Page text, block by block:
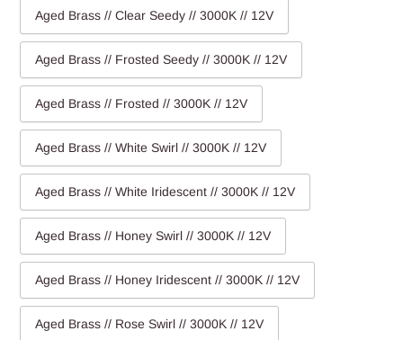
Aged Brass // Clear Seedy // 3000K // 12V
Aged Brass // Frosted Seedy // 3000K // 12V
Aged Brass // Frosted // 3000K // 12V
Aged Brass // White Swirl // 3000K // 12V
Aged Brass // White Iridescent // 3000K // 12V
Aged Brass // Honey Swirl // 3000K // 12V
Aged Brass // Honey Iridescent // 3000K // 12V
Aged Brass // Rose Swirl // 3000K // 12V